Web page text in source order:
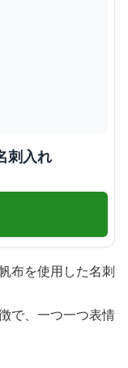
刺入れ
布を使用した名刺
で、一つ一つ表情